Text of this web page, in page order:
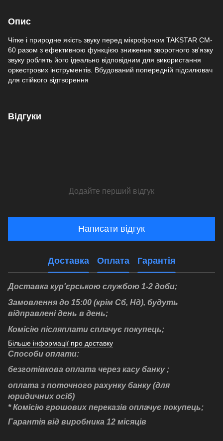
Опис
Чітке і природне якість звуку перед мікрофоном TAKSTAR CM-
60 разом з ефективною функцією зниження зворотного зв'язку
звуку роблять його ідеально відповідним для використання
оркестрових інструментів. Вбудований попередній підсилювач
для стійкого відтворення
Відгуки
Додайте перший відгук
Написати відгук
Доставка Оплата Гарантія
Доставка кур'єрською службою 1-2 доби;
Замовлення до 15:00 (крім Сб, Нд), будуть
відправлені день в день;
Комісію післяплати cплачує покупець;
Більше інформації про доставку
Способи оплати:
безготівкова оплата через касу банку ;
оплата з поточного рахунку банку (для
юридичних осіб)
* Комісію грошових переказів оплачує покупець;
Гарантія від виробника 12 місяців